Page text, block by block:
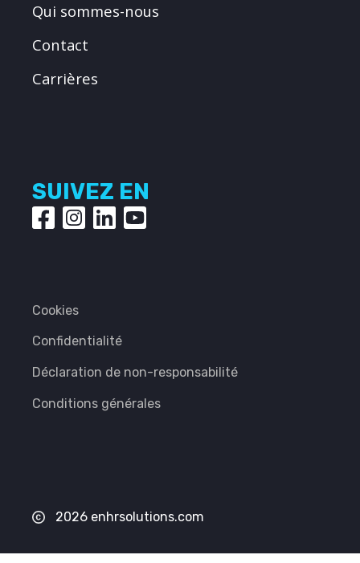
Qui sommes-nous
Contact
Carrières
SUIVEZ EN
2026 enhrsolutions.com
Cookies
Confidentialité
Déclaration de non-responsabilité
Conditions générales